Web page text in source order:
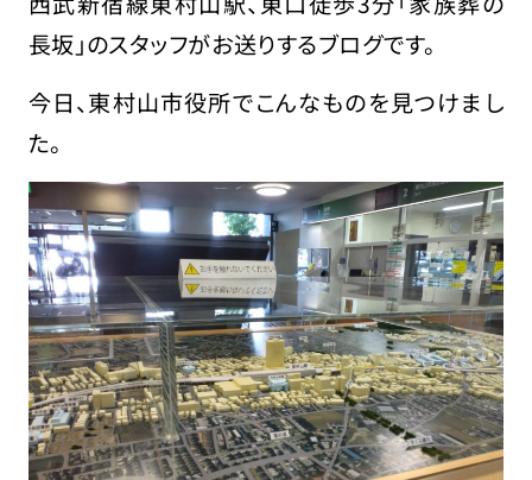
長坂」のスタッフがお送りするブログです。
今日、東村山市役所でこんなものを見つけまし
た。